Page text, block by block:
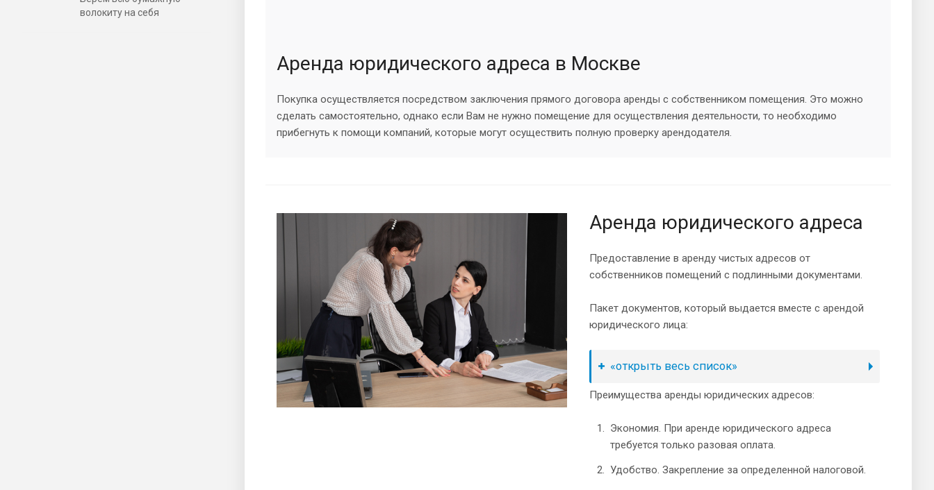
Аренда юридического адреса в Москве
Покупка осуществляется посредством заключения прямого договора аренды с собственником помещения. Это можно
сделать самостоятельно, однако если Вам не нужно помещение для осуществления деятельности, то необходимо
прибегнуть к помощи компаний, которые могут осуществить полную проверку арендодателя.
Аренда юридического адреса
Предоставление в аренду чистых адресов от
собственников помещений с подлинными документами.
Пакет документов, который выдается вместе с арендой
юридического лица:
«открыть весь список»
Преимущества аренды юридических адресов:
Экономия. При аренде юридического адреса
требуется только разовая оплата.
Удобство. Закрепление за определенной налоговой.
волокиту на себя